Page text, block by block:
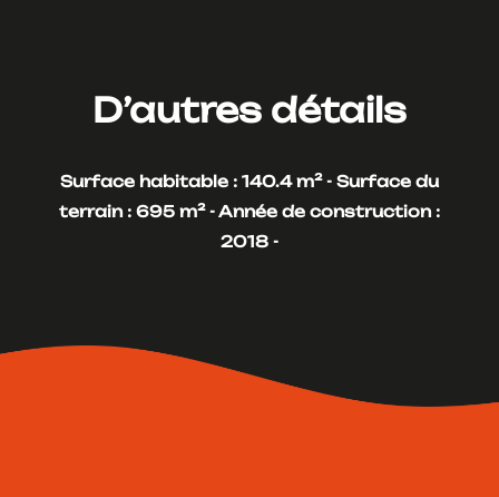
D’autres détails
Surface habitable : 140.4 m² - Surface du
terrain : 695 m² -Année de construction :
2018 -